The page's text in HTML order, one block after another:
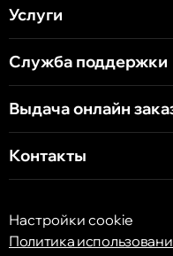
Кишинёв
ул. Арборилор
Услуги
Служба поддержки
Выдача онлайн
Контакты
Настройки cookie
Политика